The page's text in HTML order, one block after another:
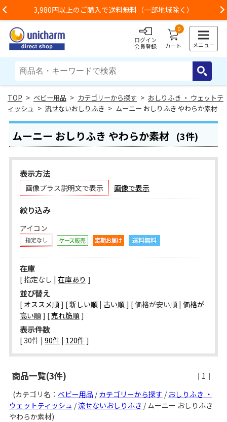
Previous3,980円以上のご購入で送料無料（一部地域除く）
ログイン
会員登録
0
カート メニュー
> ベビー用品 > カテゴリーから探す > おしりふき ・ ウェットテ
ィッシュ > 流せないおしりふき > ムーニー おしりふき やわらか素材
ムーニー おしりふき やわらか素材 (3件)
表示方法
画像プラス説明文で表示 画像で表示
絞り込み
アイコン
在庫
[ 指定なし | 在庫あり ]
並び替え
[ オススメ順] [新しい順| 古い順] [ 価格が安い順 | 価格が
高い順] [売れ筋順]
表示件数
[ 30件 | 90件 | 120件 ]
商品一覧(3件)
｜1｜
(カテゴリ名： ベビー用品 /カテゴリーから探す / おしりふき ・
ウェットティッシュ /流せないおしりふき / ムーニー おしりふき
やわらか素材)